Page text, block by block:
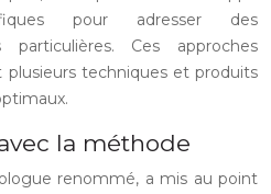
pour adresser des
particulières. Ces approches
techniques et produits
la méthode
renommé, a mis au point